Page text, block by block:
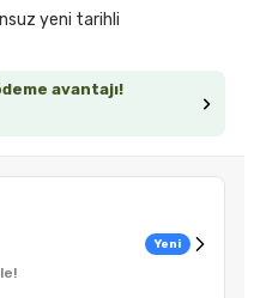
avantajı!
Yeni
yeni tarihli